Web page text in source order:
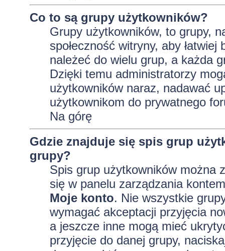
Co to są grupy użytkowników?
Grupy użytkowników, to grupy,
społeczność witryny, aby
należeć do wielu grup, a każda
Dzięki temu administratorzy
użytkowników naraz, nadawać
użytkownikom do prywatnego
Na górę
Gdzie znajduje się spis grup
grupy?
Spis grup użytkowników można
się w panelu zarządzania
Moje konto. Nie wszystkie
wymagać akceptacji przyjęcia
a jeszcze inne mogą mieć
przyjęcie do danej grupy,